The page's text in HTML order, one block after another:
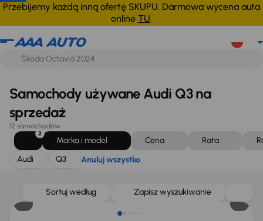
Przebijemy każdą inną ofertę SKUPU. Darmowa wycena auta
online TU.
Audi Q3 Anuluj wszystko
Samochody używane Audi Q3 na
sprzedaż
12 samochodów
2
Marka i model Cena Rata
Audi
Q3 Anuluj wszystko
Sortuj według Zapisz wyszukiwanie
Możliwość odliczenia VAT